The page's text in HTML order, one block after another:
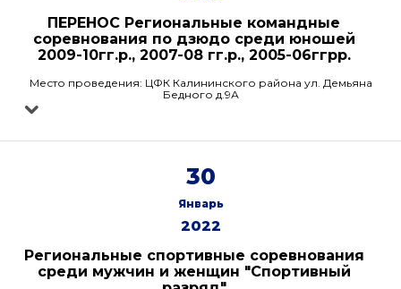
ПЕРЕНОС Региональные командные
соревнования по дзюдо среди юношей
2009-10гг.р., 2007-08 гг.р., 2005-06ггрр.
Место проведения: ЦФК Калининского района ул. Демьяна
Бедного д.9А
30
Январь
2022
Региональные спортивные соревнования
среди мужчин и женщин "Спортивный